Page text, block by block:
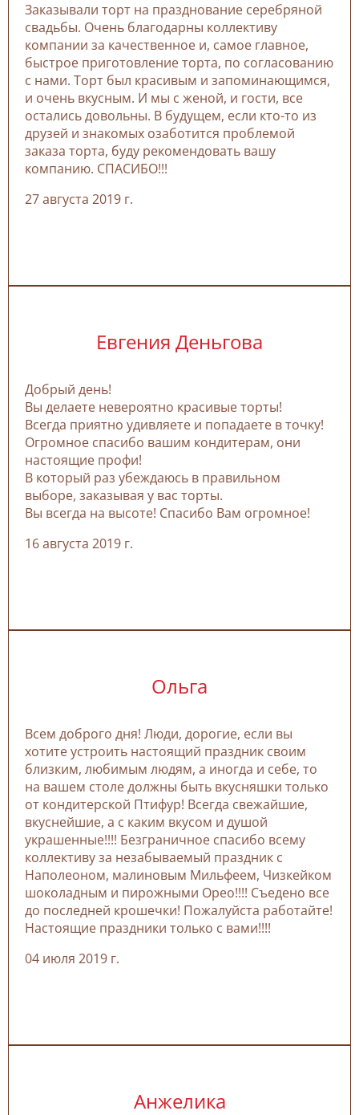
Заказывали торт на празднование серебряной
свадьбы. Очень благодарны коллективу
компании за качественное и, самое главное,
быстрое приготовление торта, по согласованию
с нами. Торт был красивым и запоминающимся,
и очень вкусным. И мы с женой, и гости, все
остались довольны. В будущем, если кто-то из
друзей и знакомых озаботится проблемой
заказа торта, буду рекомендовать вашу
компанию. СПАСИБО!!!
27 августа 2019 г.
Евгения Деньгова
Добрый день!
Вы делаете невероятно красивые торты!
Всегда приятно удивляете и попадаете в точку!
Огромное спасибо вашим кондитерам, они
настоящие профи!
В который раз убеждаюсь в правильном
выборе, заказывая у вас торты.
Вы всегда на высоте! Спасибо Вам огромное!
16 августа 2019 г.
Ольга
Всем доброго дня! Люди, дорогие, если вы
хотите устроить настоящий праздник своим
близким, любимым людям, а иногда и себе, то
на вашем столе должны быть вкусняшки только
от кондитерской Птифур! Всегда свежайшие,
вкуснейшие, а с каким вкусом и душой
украшенные!!!! Безграничное спасибо всему
коллективу за незабываемый праздник с
Наполеоном, малиновым Мильфеем, Чизкейком
шоколадным и пирожными Орео!!!! Съедено все
до последней крошечки! Пожалуйста работайте!
Настоящие праздники только с вами!!!!
04 июля 2019 г.
Анжелика